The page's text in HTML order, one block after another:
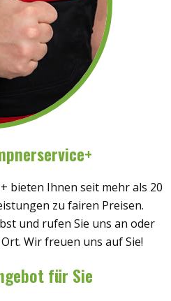
bieten Ihnen seit mehr als 20
zu fairen Preisen.
und rufen Sie uns an oder
Wir freuen uns auf Sie!
für Sie